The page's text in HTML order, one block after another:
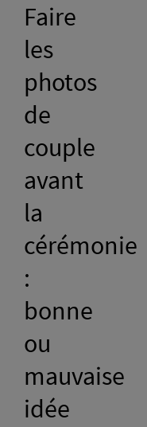
Faire
les
photos
de
couple
avant
la
cérémonie
:
bonne
ou
mauvaise
idée